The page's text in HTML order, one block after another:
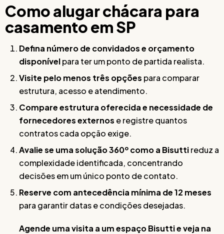
Como alugar chácara para
casamento em SP
Defina número de convidados e orçamento
disponívelpara ter um ponto de partida realista.
Visite pelo menos três opções para comparar
estrutura, acesso e atendimento.
Compare estrutura oferecida e necessidade de
fornecedores externos e registre quantos
contratos cada opção exige.
Avalie se uma solução 360º como a Bisuttireduz a
complexidade identificada, concentrando
decisões em um único ponto de contato.
Reserve com antecedência mínima de 12 meses
para garantir datas e condições desejadas.
Agende uma visita a um espaço Bisutti e veja na